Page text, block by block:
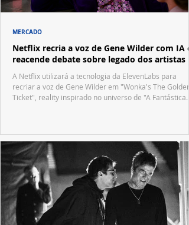
Netflix recria a voz de Gene Wilder com IA e
reacende debate sobre legado dos artistas
A Netflix utilizará a tecnologia da ElevenLabs para
recriar a voz de Gene Wilder em "Wonka's The Golden
Ticket", reality inspirado no universo de "A Fantástica
MERCADO